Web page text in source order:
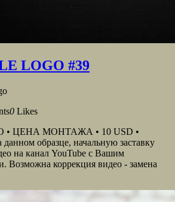
LOGO #39
0 Likes
• ЦЕНА МОНТАЖА • 10 USD •
образце, начальную заставку
на канал YouTube с Вашим
Возможна коррекция видео - замена